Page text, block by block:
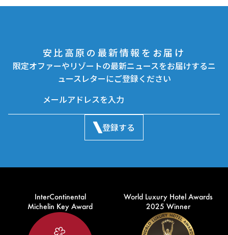
安比高原の最新情報をお届け
限定オファーやリゾートの最新ニュースをお届けするニ
ュースレターにご登録ください
登録する
InterContinental
Michelin Key Award
World Luxury Hotel Awards
2025 Winner